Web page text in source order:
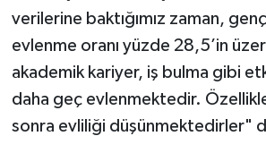
verilerine baktığımız zaman,
evlenme oranı yüzde 28,5’in
akademik kariyer, iş bulma gibi
daha geç evlenmektedir.
sonra evliliği düşünmektedirler"